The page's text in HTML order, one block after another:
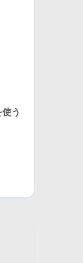
う